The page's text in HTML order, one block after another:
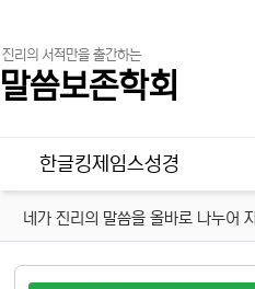
진리의 서적만을 출간하는
말씀보존학회
메인 메뉴
한글킹제임스성경
네가 진리의 말씀을 올바로 나누어